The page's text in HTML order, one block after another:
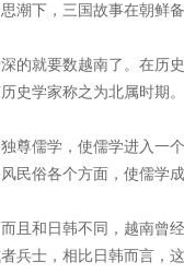
潮下，三国故事在朝鲜
的就要数越南了。在历
史学家称之为北属时期。
尊儒学，使儒学进入一
民俗各个方面，使儒学
且和日韩不同，越南曾
兵士，相比日韩而言，